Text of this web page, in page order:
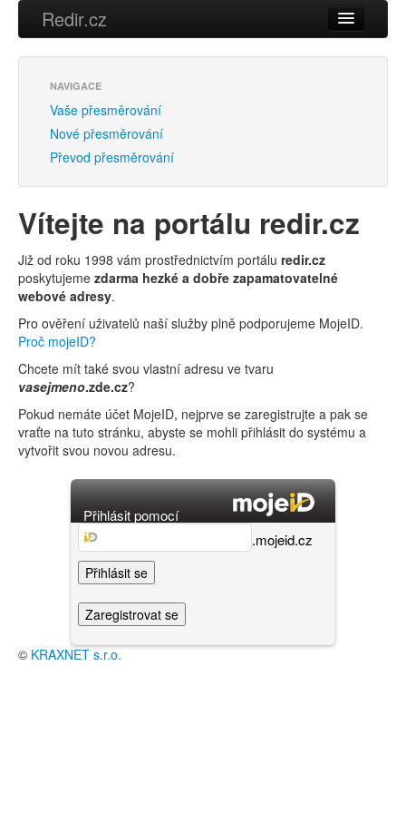
Redir.cz
Přihlásit se
Vaše přesměrování
Nové přesměrování
Převod přesměrování
NAVIGACE
Vaše přesměrování
Nové přesměrování
Převod přesměrování
Vítejte na portálu redir.cz
Již od roku 1998 vám prostřednictvím portálu redir.cz
poskytujeme zdarma hezké a dobře zapamatovatelné
webové adresy.
Pro ověření uživatelů naší služby plně podporujeme MojeID.
Proč mojeID?
Chcete mít také svou vlastní adresu ve tvaru
vasejmeno.zde.cz?
Pokud nemáte účet MojeID, nejprve se zaregistrujte a pak se
vraťte na tuto stránku, abyste se mohli přihlásit do systému a
vytvořit svou novou adresu.
Přihlásit pomocí
.mojeid.cz
Přihlásit se
Zaregistrovat se
© KRAXNET s.r.o.